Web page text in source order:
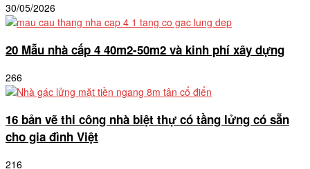
30/05/2026
20 Mẫu nhà cấp 4 40m2-50m2 và kinh phí xây dựng
266
16 bản vẽ thi công nhà biệt thự có tầng lửng có sẵn
cho gia đình Việt
216